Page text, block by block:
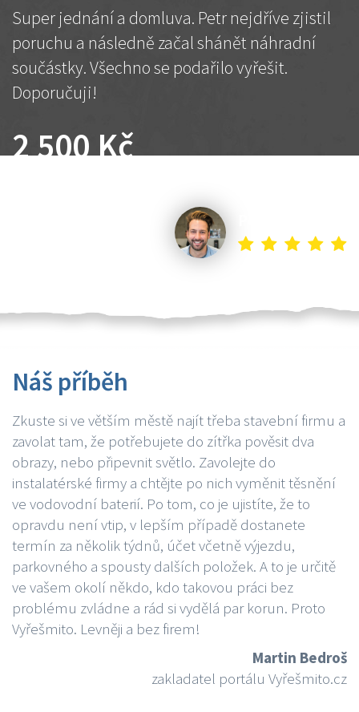
Super jednání a domluva. Petr nejdříve zjistil
poruchu a následně začal shánět náhradní
součástky. Všechno se podařilo vyřešit.
Doporučuji!
2 500 Kč
Náš příběh
Zkuste si ve větším městě najít třeba stavební firmu a
zavolat tam, že potřebujete do zítřka pověsit dva
obrazy, nebo připevnit světlo. Zavolejte do
instalatérské firmy a chtějte po nich vyměnit těsnění
ve vodovodní baterií. Po tom, co je ujistíte, že to
opravdu není vtip, v lepším případě dostanete
termín za několik týdnů, účet včetně výjezdu,
parkovného a spousty dalších položek. A to je určitě
ve vašem okolí někdo, kdo takovou práci bez
problému zvládne a rád si vydělá par korun. Proto
Vyřešmito. Levněji a bez firem!
Martin Bedroš
zakladatel portálu Vyřešmito.cz